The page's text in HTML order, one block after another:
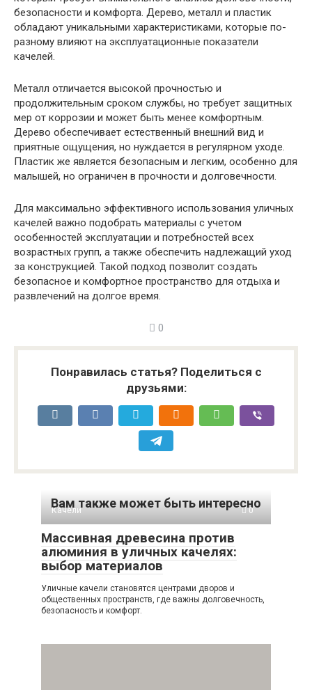
безопасности и комфорта. Дерево, металл и пластик
обладают уникальными характеристиками, которые по-
разному влияют на эксплуатационные показатели
качелей.
Металл отличается высокой прочностью и
продолжительным сроком службы, но требует защитных
мер от коррозии и может быть менее комфортным.
Дерево обеспечивает естественный внешний вид и
приятные ощущения, но нуждается в регулярном уходе.
Пластик же является безопасным и легким, особенно для
малышей, но ограничен в прочности и долговечности.
Для максимально эффективного использования уличных
качелей важно подобрать материалы с учетом
особенностей эксплуатации и потребностей всех
возрастных групп, а также обеспечить надлежащий уход
за конструкцией. Такой подход позволит создать
безопасное и комфортное пространство для отдыха и
развлечений на долгое время.
0
Понравилась статья? Поделиться с
друзьями:
Вам также может быть интересно
Качели 0
Массивная древесина против
алюминия в уличных качелях:
выбор материалов
Уличные качели становятся центрами дворов и
общественных пространств, где важны долговечность,
безопасность и комфорт.